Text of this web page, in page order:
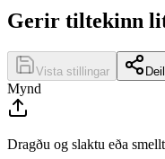
Gerir tiltekinn
Vista stillingar
Mynd
Dragðu og slaktu eða